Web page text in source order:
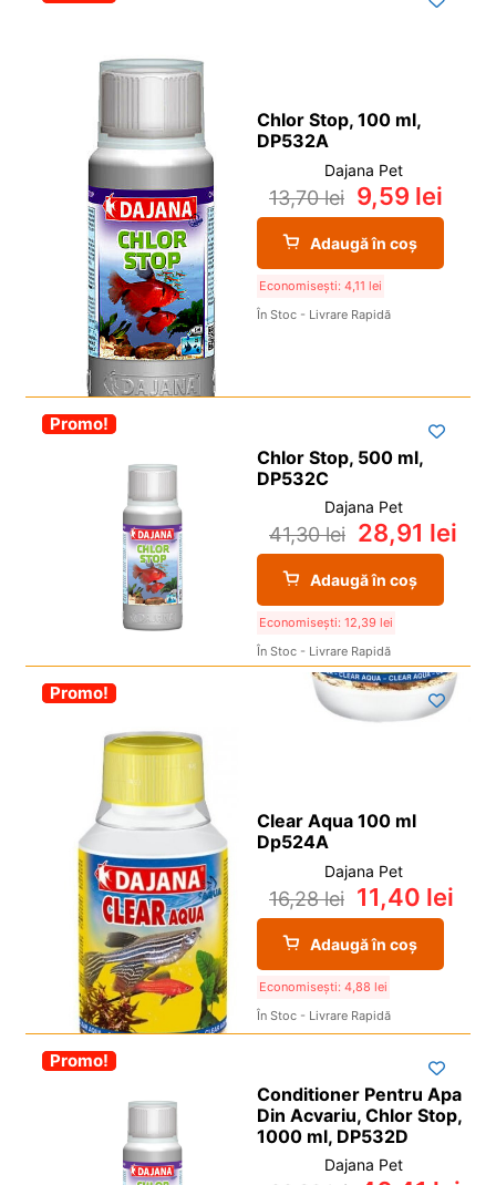
Chlor Stop, 100 ml,
DP532A
Dajana Pet
13,70lei 9,59 lei
Adaugă în coș
Economisești: 4,11 lei
În Stoc - Livrare Rapidă
-30%
Promo!
Chlor Stop, 500 ml,
DP532C
Dajana Pet
41,30lei 28,91 lei
Adaugă în coș
Economisești: 12,39 lei
În Stoc - Livrare Rapidă
-30%
Promo!
Clear Aqua 100 ml
Dp524A
Dajana Pet
16,28lei 11,40 lei
Adaugă în coș
Economisești: 4,88 lei
În Stoc - Livrare Rapidă
-30%
Promo!
Conditioner Pentru Apa
Din Acvariu, Chlor Stop,
1000 ml, DP532D
Dajana Pet